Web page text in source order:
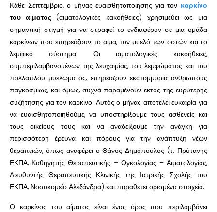
Κάθε Σεπτέμβριο, ο μήνας ευαισθητοποίησης για τον καρκίνο
του αίματος(αιματολογικές κακοήθειες) χρησιμεύει ως μια
σημαντική στιγμή για να στραφεί το ενδιαφέρον σε μια ομάδα
καρκίνων που επηρεάζουν το αίμα, τον μυελό των οστών και το
λεμφικό σύστημα. Οι αιματολογικές κακοήθειες,
συμπεριλαμβανομένων της λευχαιμίας, του λεμφώματος και του
πολλαπλού μυελώματος, επηρεάζουν εκατομμύρια ανθρώπους
παγκοσμίως, και όμως, συχνά παραμένουν εκτός της ευρύτερης
συζήτησης για τον καρκίνο. Αυτός ο μήνας αποτελεί ευκαιρία για
να ευαισθητοποιηθούμε, να υποστηρίξουμε τους ασθενείς και
τους οικείους τους και να αναδείξουμε την ανάγκη για
περισσότερη έρευνα και πόρους για την ανάπτυξη νέων
θεραπειών, όπως αναφέρει ο Θάνος Δημόπουλος (τ. Πρύτανης
ΕΚΠΑ, Καθηγητής Θεραπευτικής – Ογκολογίας – Αιματολογίας,
Διευθυντής Θεραπευτικής Κλινικής της Ιατρικής Σχολής του
ΕΚΠΑ, Νοσοκομείο Αλεξάνδρα) και παραθέτει ορισμένα στοιχεία.
Ο καρκίνος του αίματος είναι ένας όρος που περιλαμβάνει